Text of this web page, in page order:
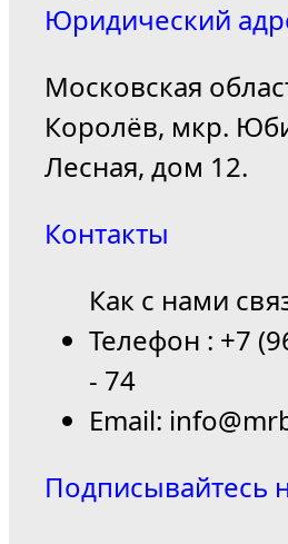
Юридический
Московская
Королёв, мкр.
Лесная, дом 12.
Контакты
Как с нами
Телефон : +7
- 74
Email:
Подписывайтесь